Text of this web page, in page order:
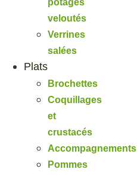
potages
veloutés
Verrines
salées
Plats
Brochettes
Coquillages
et
crustacés
Accompagnements
Pommes